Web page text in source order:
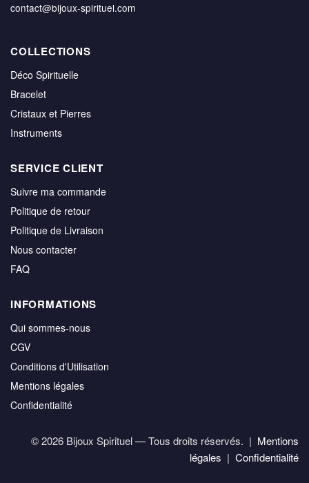
contact@bijoux-spirituel.com
COLLECTIONS
Déco Spirituelle
Bracelet
Cristaux et Pierres
Instruments
SERVICE CLIENT
Suivre ma commande
Politique de retour
Politique de Livraison
Nous contacter
FAQ
INFORMATIONS
Qui sommes-nous
CGV
Conditions d'Utilisation
Mentions légales
Confidentialité
© 2026 Bijoux Spirituel — Tous droits réservés. | Mentions
légales | Confidentialité